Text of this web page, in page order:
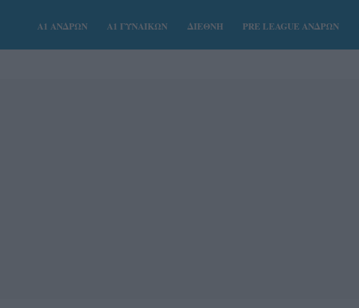
Α1 ΑΝΔΡΩΝ Α1 ΓΥΝΑΙΚΩΝ ΔΙΕΘΝΗ PRE LEAGUE ΑΝΔΡΩΝ